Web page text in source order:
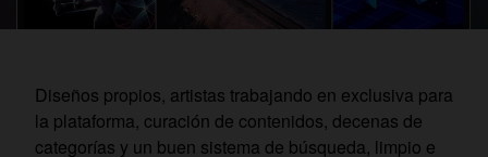
Diseños propios, artistas trabajando en exclusiva para
la plataforma, curación de contenidos, decenas de
categorías y un buen sistema de búsqueda, limpio e